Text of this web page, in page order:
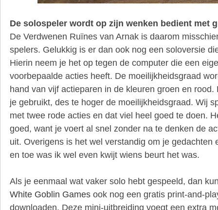
De solospeler wordt op zijn wenken bedient met
De Verdwenen Ruïnes van Arnak is daarom
spelers. Gelukkig is er dan ook nog een soloversie
Hierin neem je het op tegen de computer die een
voorbepaalde acties heeft. De moeilijkheidsgraad
hand van vijf actieparen in de kleuren groen en rood.
je gebruikt, des te hoger de moeilijkheidsgraad. Wij
met twee rode acties en dat viel heel goed te doen.
goed, want je voert al snel zonder na te denken de
uit. Overigens is het wel verstandig om je gedachten
en toe was ik wel even kwijt wiens beurt het was.
Als je eenmaal wat vaker solo hebt gespeeld, dan
White Goblin Games ook nog een gratis print-and-
downloaden. Deze mini-uitbreiding voegt een extra